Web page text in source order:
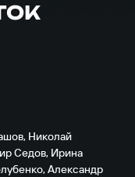
, Николай
Седов, Ирина
,Александр